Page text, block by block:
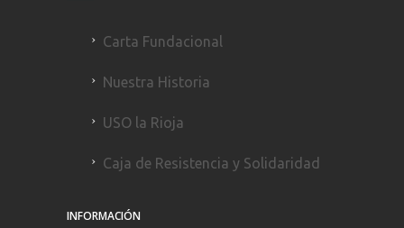
Carta Fundacional
Nuestra Historia
USO la Rioja
Caja de Resistencia y Solidaridad
INFORMACIÓN